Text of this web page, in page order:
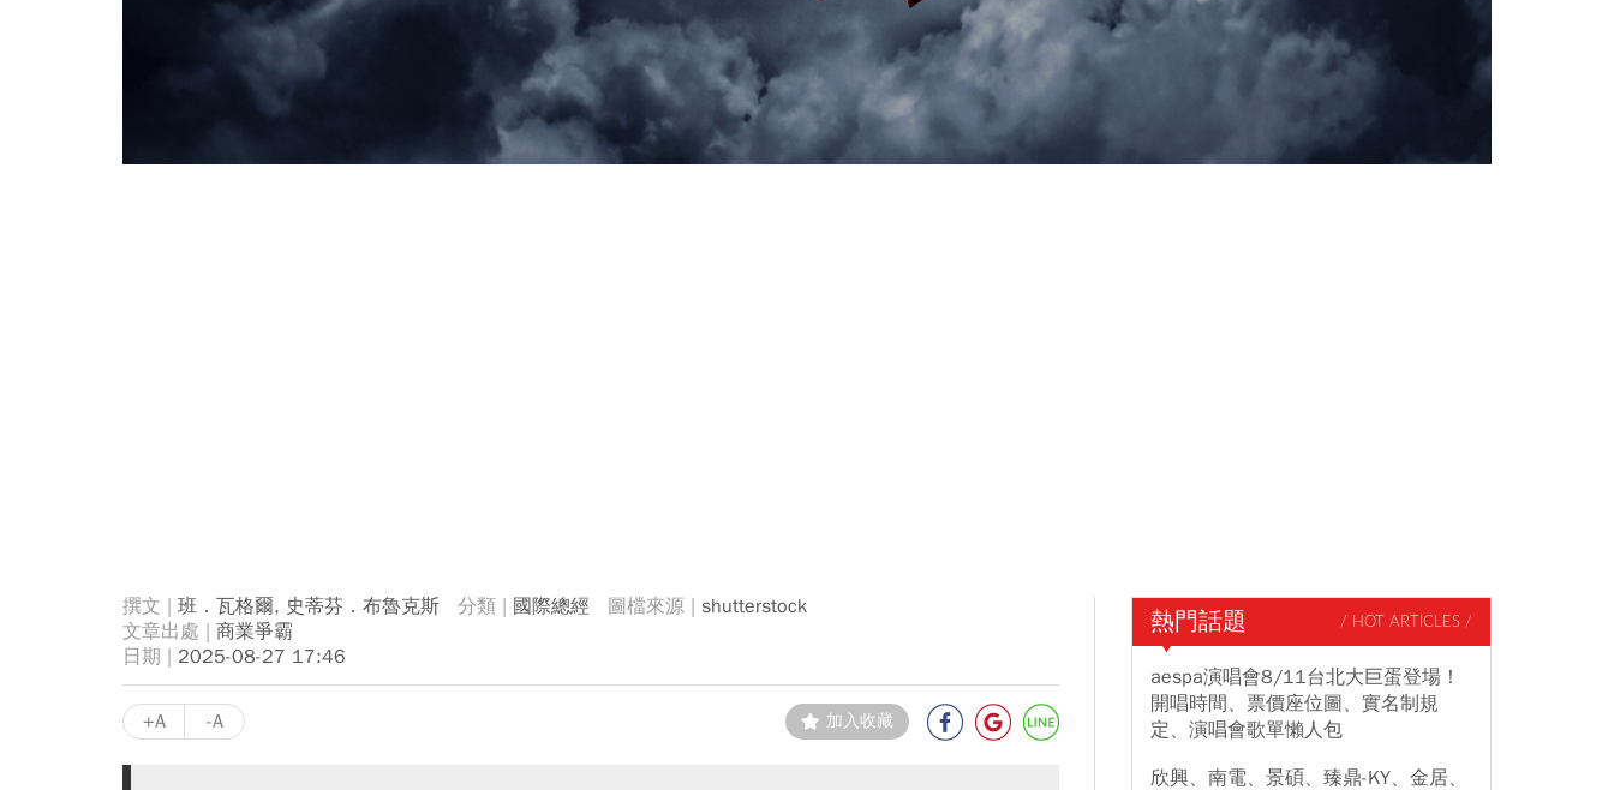
班．瓦格爾, 史蒂芬．布魯克斯 國際總經
shutterstock
商業爭霸
2025-08-27 17:46
+A -A 加入收藏
熱門話題 / HOT ARTICLES /
aespa演唱會8/11台北大巨蛋登場！
開唱時間、票價座位圖、實名制規
定、演唱會歌單懶人包
欣興、南電、景碩、臻鼎-KY、金居、